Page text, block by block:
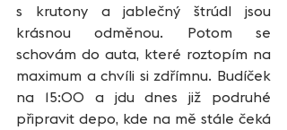
s krutony a jablečný štrúdl jsou
krásnou odměnou. Potom se
schovám do auta, které roztopím na
maximum a chvíli si zdřímnu. Budíček
na 15:00 a jdu dnes již podruhé
připravit depo, kde na mě stále čeká